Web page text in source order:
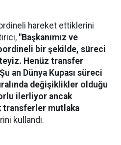
hareket ettiklerini
"Başkanımız ve
bir şekilde, süreci
Henüz transfer
an Dünya Kupası süreci
değişiklikler olduğu
ilerliyor ancak
transferler mutlaka
kullandı.